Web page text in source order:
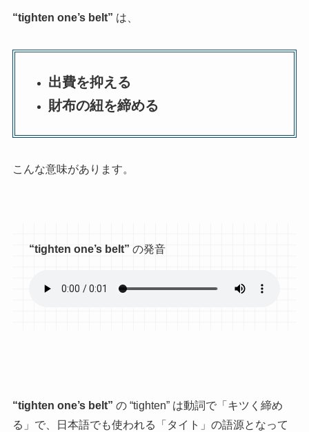
“tighten one’s belt” は、
出費を抑える
財布の紐を締める
こんな意味があります。
“tighten one’s belt” の発音
“tighten one’s belt” の “tighten” は動詞で「キツく締め
る」で、日本語でも使われる「タイト」の語源となって